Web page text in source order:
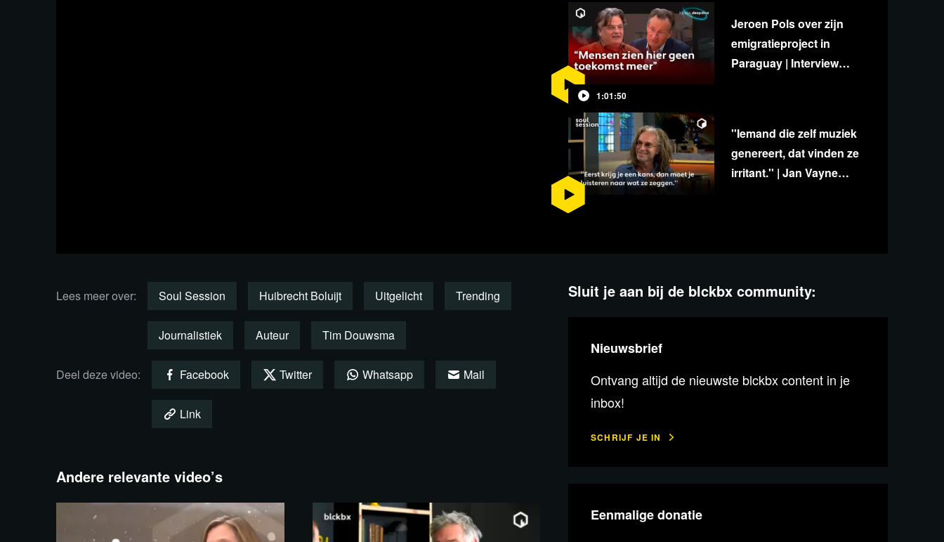
bijbehorende drukte in zijn leven, maakten echter pas definitief plaats voor
Angsten en pijnen werden zijn deel. Nog recent ervaarde hij hoe fragiel zijn herstel
is, toen hij tijdens een optreden opnieuw angst voelde. Angst als gevolg van
doodsbedreigingen, het cancelen en het volledig negeren van zijn persoon door
raakte ook aan oude, diepere pijnen.
Zijn reactie was krachtig. Hij voelde pijn, doorleefde woede en verdriet, maar
Lees meer over: Soul Session Huibrecht Boluijt Uitgelicht Trending
Journalistiek Auteur Tim Douwsma
Deel deze video: Facebook Twitter Whatsapp Mail
Link
Andere relevante video’s
1:01:50
Jeroen Pols over zijn
emigratieproject in
Paraguay | Interview
''Iemand die zelf muziek
genereert, dat vinden ze
irritant.'' | Jan Vayne
Sluit je aan bij de blckbx community:
Nieuwsbrief
Ontvang altijd de nieuwste blckbx content in je
inbox!
SCHRIJF JE IN
Eenmalige donatie